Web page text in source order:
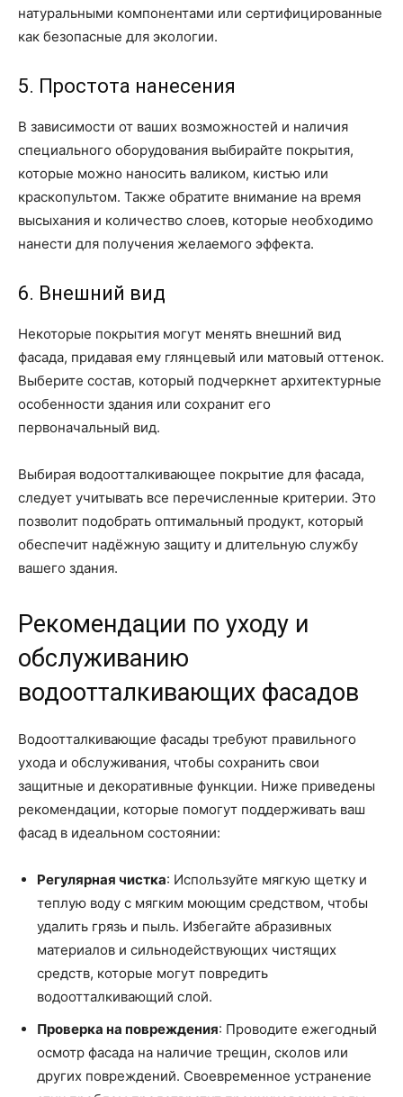
натуральными компонентами или сертифицированные
как безопасные для экологии.
5. Простота нанесения
В зависимости от ваших возможностей и наличия
специального оборудования выбирайте покрытия,
которые можно наносить валиком, кистью или
краскопультом. Также обратите внимание на время
высыхания и количество слоев, которые необходимо
нанести для получения желаемого эффекта.
6. Внешний вид
Некоторые покрытия могут менять внешний вид
фасада, придавая ему глянцевый или матовый оттенок.
Выберите состав, который подчеркнет архитектурные
особенности здания или сохранит его
первоначальный вид.
Выбирая водоотталкивающее покрытие для фасада,
следует учитывать все перечисленные критерии. Это
позволит подобрать оптимальный продукт, который
обеспечит надёжную защиту и длительную службу
вашего здания.
Рекомендации по уходу и
обслуживанию
водоотталкивающих фасадов
Водоотталкивающие фасады требуют правильного
ухода и обслуживания, чтобы сохранить свои
защитные и декоративные функции. Ниже приведены
рекомендации, которые помогут поддерживать ваш
фасад в идеальном состоянии:
Регулярная чистка: Используйте мягкую щетку и
теплую воду с мягким моющим средством, чтобы
удалить грязь и пыль. Избегайте абразивных
материалов и сильнодействующих чистящих
средств, которые могут повредить
водоотталкивающий слой.
Проверка на повреждения: Проводите ежегодный
осмотр фасада на наличие трещин, сколов или
других повреждений. Своевременное устранение